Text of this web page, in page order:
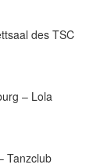
des TSC
– Lola
Tanzclub